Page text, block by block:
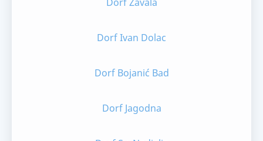
Dorf Ivan Dolac
Dorf Bojanić Bad
Dorf Jagodna